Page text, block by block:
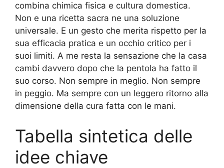
combina chimica fisica e cultura domestica.
Non e una ricetta sacra ne una soluzione
universale. E un gesto che merita rispetto per la
sua efficacia pratica e un occhio critico per i
suoi limiti. A me resta la sensazione che la casa
cambi davvero dopo che la pentola ha fatto il
suo corso. Non sempre in meglio. Non sempre
in peggio. Ma sempre con un leggero ritorno alla
dimensione della cura fatta con le mani.
Tabella sintetica delle
idee chiave